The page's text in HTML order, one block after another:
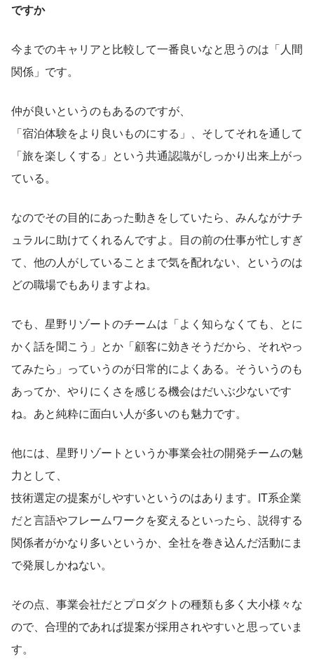
ですか
今までのキャリアと比較して一番良いなと思うのは「人間
関係」です。
仲が良いというのもあるのですが、
「宿泊体験をより良いものにする」、そしてそれを通して
「旅を楽しくする」という共通認識がしっかり出来上がっ
ている。
なのでその目的にあった動きをしていたら、みんながナチ
ュラルに助けてくれるんですよ。目の前の仕事が忙しすぎ
て、他の人がしていることまで気を配れない、というのは
どの職場でもありますよね。
でも、星野リゾートのチームは「よく知らなくても、とに
かく話を聞こう」とか「顧客に効きそうだから、それやっ
てみたら」っていうのが日常的によくある。そういうのも
あってか、やりにくさを感じる機会はだいぶ少ないです
ね。あと純粋に面白い人が多いのも魅力です。
他には、星野リゾートというか事業会社の開発チームの魅
力として、
技術選定の提案がしやすいというのはあります。IT系企業
だと言語やフレームワークを変えるといったら、説得する
関係者がかなり多いというか、全社を巻き込んだ活動にま
で発展しかねない。
その点、事業会社だとプロダクトの種類も多く大小様々な
ので、合理的であれば提案が採用されやすいと思っていま
す。